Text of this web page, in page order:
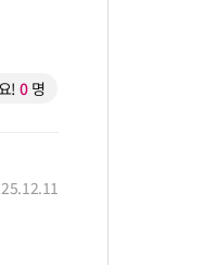
! 0 명
25.12.11